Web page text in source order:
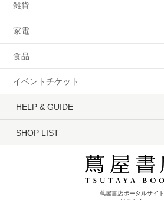
雑貨
家電
食品
イベントチケット
HELP & GUIDE
SHOP LIST
蔦屋書店ポータルサイト